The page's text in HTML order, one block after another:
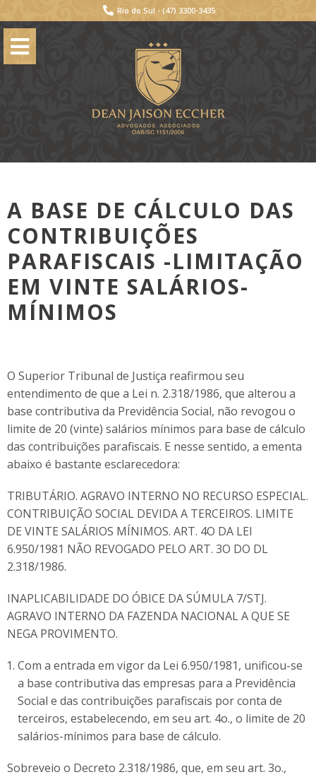
Rio do Sul - (47) 3300-3435
A BASE DE CÁLCULO DAS
CONTRIBUIÇÕES
PARAFISCAIS -LIMITAÇÃO
EM VINTE SALÁRIOS-
MÍNIMOS
O Superior Tribunal de Justiça reafirmou seu
entendimento de que a Lei n. 2.318/1986, que alterou a
base contributiva da Previdência Social, não revogou o
limite de 20 (vinte) salários mínimos para base de cálculo
das contribuições parafiscais. E nesse sentido, a ementa
abaixo é bastante esclarecedora:
TRIBUTÁRIO. AGRAVO INTERNO NO RECURSO ESPECIAL.
CONTRIBUIÇÃO SOCIAL DEVIDA A TERCEIROS. LIMITE
DE VINTE SALÁRIOS MÍNIMOS. ART. 4O DA LEI
6.950/1981 NÃO REVOGADO PELO ART. 3O DO DL
2.318/1986.
INAPLICABILIDADE DO ÓBICE DA SÚMULA 7/STJ.
AGRAVO INTERNO DA FAZENDA NACIONAL A QUE SE
NEGA PROVIMENTO.
Com a entrada em vigor da Lei 6.950/1981, unificou-se
a base contributiva das empresas para a Previdência
Social e das contribuições parafiscais por conta de
terceiros, estabelecendo, em seu art. 4o., o limite de 20
salários-mínimos para base de cálculo.
Sobreveio o Decreto 2.318/1986, que, em seu art. 3o.,